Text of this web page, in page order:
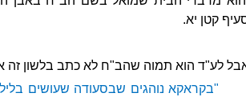
קטן יא.
לע"ד הוא תמוה שהב"ח לא כתב בלשון זה
"בקראקא נוהגים שבסעודה שעושים